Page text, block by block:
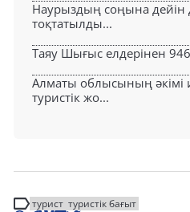
Наурыздың соңына дейін
тоқтатылды...
Таяу Шығыс елдерінен
Алматы облысының әкімі
туристік жо...
турист туристік бағыт